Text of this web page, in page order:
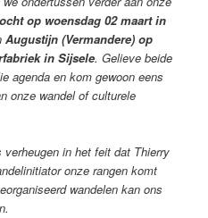
op woensdag 02 maart in
Augustijn (Vermandere) op
in Sijsele. Gelieve beide
agenda en kom gewoon eens
onze wandel of culturele
in het feit dat Thierry
onze rangen komt
wandelen kan ons